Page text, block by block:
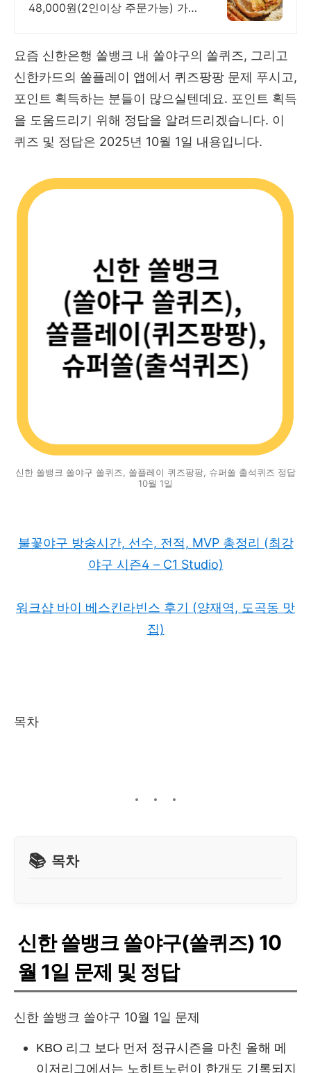
48,000원(2인이상 주문가능) 가족
와 장소
요즘 신한은행 쏠뱅크 내 쏠야구의 쏠퀴즈, 그리고
신한카드의 쏠플레이 앱에서 퀴즈팡팡 문제 푸시고,
포인트 획득하는 분들이 많으실텐데요. 포인트 획득
을 도움드리기 위해 정답을 알려드리겠습니다. 이
퀴즈 및 정답은 2025년 10월 1일 내용입니다.
신한 쏠뱅크 쏠야구 쏠퀴즈, 쏠플레이 퀴즈팡팡, 슈퍼쏠 출석퀴즈 정답
10월 1일
불꽃야구 방송시간, 선수, 전적, MVP 총정리 (최강
야구 시즌4 – C1 Studio)
워크샵 바이 베스킨라빈스 후기 (양재역, 도곡동 맛
집)
목차
목차
신한 쏠뱅크 쏠야구(쏠퀴즈) 10
월 1일 문제 및 정답
신한 쏠뱅크 쏠야구 10월 1일 문제
KBO 리그 보다 먼저 정규시즌을 마친 올해 메
이저리그에서는 노히트노런이 한개도 기록되지